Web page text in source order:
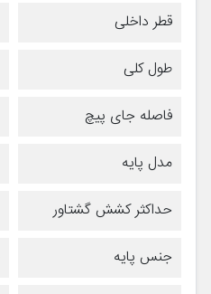
قطر داخلی
طول کلی
فاصله جای پیچ
مدل پایه
حداکثر کشش گشتاور
جنس پایه